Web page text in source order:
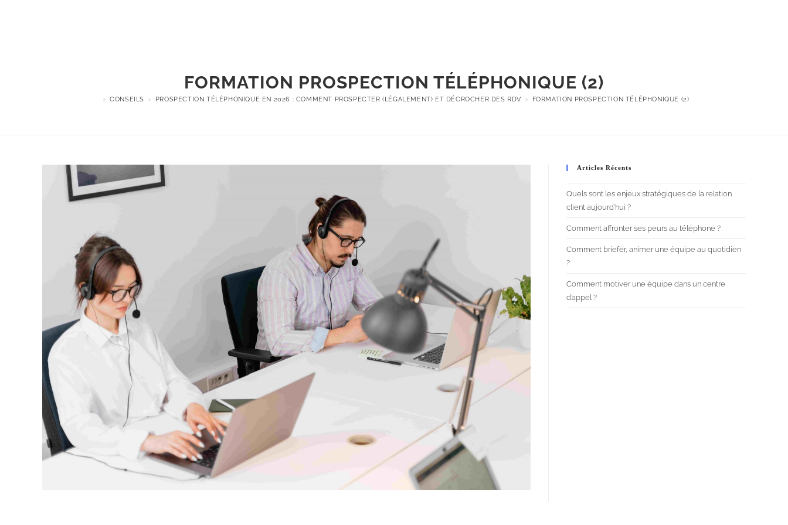
FORMATION PROSPECTION TÉLÉPHONIQUE (2)
> CONSEILS > PROSPECTION TÉLÉPHONIQUE EN 2026 : COMMENT PROSPECTER (LÉGALEMENT) ET DÉCROCHER DES RDV > FORMATION PROSPECTION TÉLÉPHONIQUE (2)
Articles Récents
Quels sont les enjeux stratégiques de la relation
client aujourd’hui ?
Comment affronter ses peurs au téléphone ?
Comment briefer, animer une équipe au quotidien
?
Comment motiver une équipe dans un centre
d’appel ?